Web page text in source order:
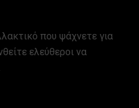
που ψάχνετε για
ελεύθεροι να